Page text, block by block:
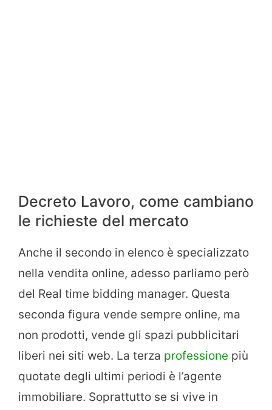
Decreto Lavoro, come cambiano
le richieste del mercato
Anche il secondo in elenco è specializzato
nella vendita online, adesso parliamo però
del Real time bidding manager. Questa
seconda figura vende sempre online, ma
non prodotti, vende gli spazi pubblicitari
liberi nei siti web. La terza professione più
quotate degli ultimi periodi è l’agente
immobiliare. Soprattutto se si vive in